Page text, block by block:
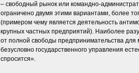
– свободный рынок или командно-
ограничено двумя этими вариантами, более
(примером чему является деятельность
крупных частных предприятий). Наиболее
от полной свободы предпринимательства для
безусловно государственного управления
спросится».